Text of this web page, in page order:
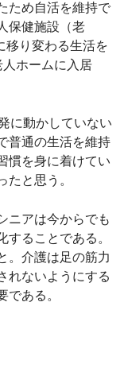
ため自活を維持で
保健施設（老
移り変わる生活を
ホームに入居
に動かしていない
普通の生活を維持
慣を身に着けてい
たと思う。
ニアは今からでも
ることである。
。介護は足の筋力
れないようにする
である。